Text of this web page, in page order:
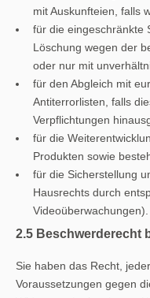
mit Auskunfteien, falls
für die eingeschränkte
Löschung wegen der
oder nur mit
für den Abgleich mit
Antiterrorlisten, falls
Verpflichtungen
für die
Produkten sowie
für die Sicherstellung
Hausrechts durch
Videoüberwachungen).
2.5 Beschwerderecht
Sie haben das Recht,
Voraussetzungen gegen